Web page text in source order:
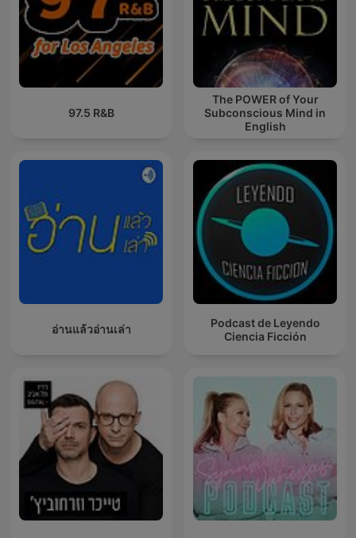
97.5 R&B
The POWER of Your
Subconscious Mind in
English
อ่านแล้วอ่านเล่า
Podcast de Leyendo
Ciencia Ficción